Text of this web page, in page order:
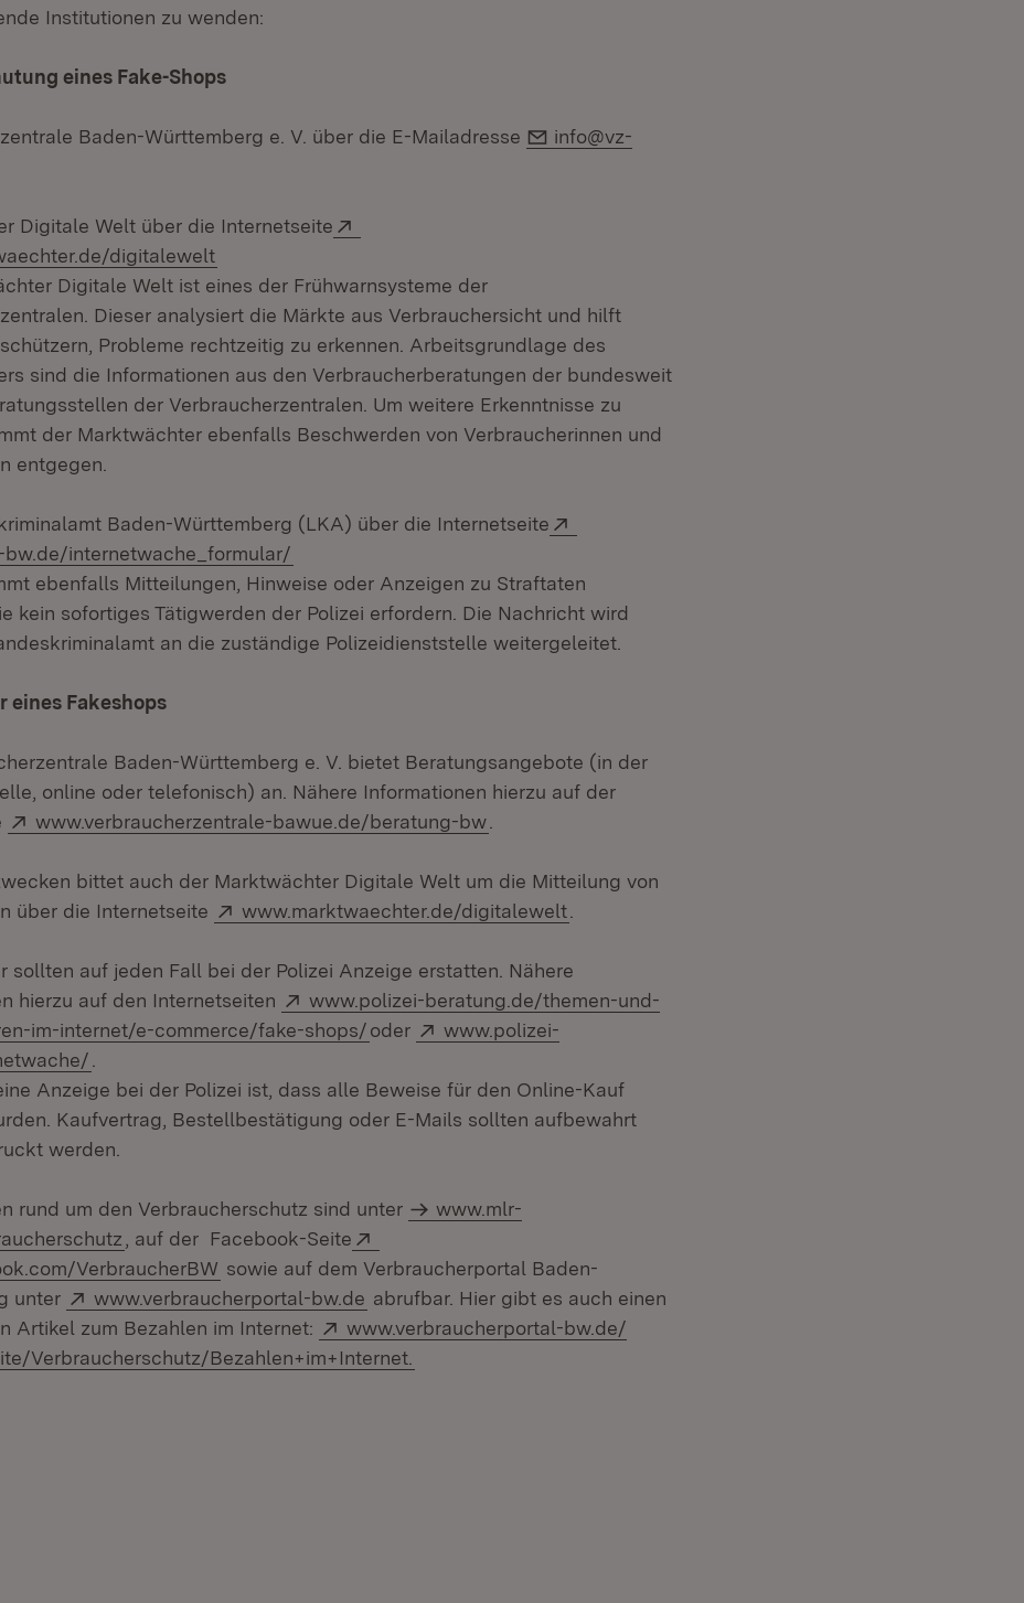
Institutionen zu wenden:
eines Fake-Shops
Baden-Württemberg e. V. über die E-Mailadresse E-Mail:
info@vz-
Digitale Welt über die Internetseite
digitalewelt
Digitale Welt ist eines der Frühwarnsysteme der
Dieser analysiert die Märkte aus Verbrauchersicht und hilft
Probleme rechtzeitig zu erkennen. Arbeitsgrundlage des
sind die Informationen aus den Verbraucherberatungen der bundesweit
der Verbraucherzentralen. Um weitere Erkenntnisse zu
der Marktwächter ebenfalls Beschwerden von Verbraucherinnen und
entgegen.
Baden-Württemberg (LKA) über die Internetseite
internetwache_formular/
ebenfalls Mitteilungen, Hinweise oder Anzeigen zu Straftaten
kein sofortiges Tätigwerden der Polizei erfordern. Die Nachricht wird
an die zuständige Polizeidienststelle weitergeleitet.
Fakeshops
Baden-Württemberg e. V. bietet Beratungsangebote (in der
online oder telefonisch) an. Nähere Informationen hierzu auf der
Extern:
www.verbraucherzentrale-bawue.de/beratung-bw
bittet auch der Marktwächter Digitale Welt um die Mitteilung von
über die Internetseite
Extern:
www.marktwaechter.de/digitalewelt
sollten auf jeden Fall bei der Polizei Anzeige erstatten. Nähere
hierzu auf den Internetseiten
Extern:
www.polizei-beratung.de/themen-und-
im-internet/e-commerce/fake-shops/(Öffnet in neuem Fenster)
oder Extern:
www.polizei-
Anzeige bei der Polizei ist, dass alle Beweise für den Online-Kauf
Kaufvertrag, Bestellbestätigung oder E-Mails sollten aufbewahrt
werden.
rund um den Verbraucherschutz sind unter
www.mlr-
, auf der Facebook-Seite
VerbraucherBW (Öffnet in neuem Fenster)
sowie auf dem Verbraucherportal Baden-
unter
Extern:
www.verbraucherportal-bw.de (Öffnet in neuem Fenster)
abrufbar. Hier gibt es auch einen
Artikel zum Bezahlen im Internet:
Extern:
www.verbraucherportal-bw.de/
Verbraucherschutz/Bezahlen+im+Internet.